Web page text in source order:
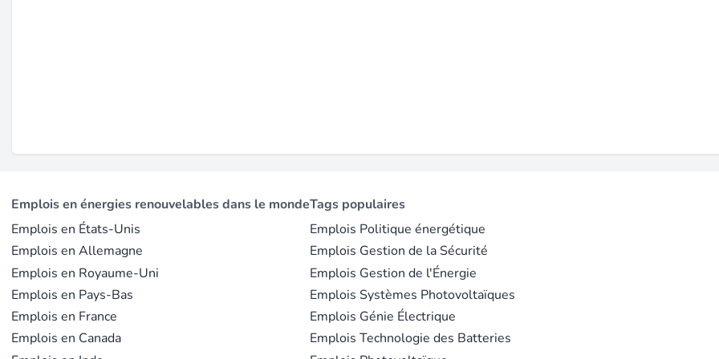
Emplois en énergies renouvelables dans le monde
Emplois en États-Unis
Emplois en Allemagne
Emplois en Royaume-Uni
Emplois en Pays-Bas
Emplois en France
Emplois en Canada
Tags populaires
Emplois Politique énergétique
Emplois Gestion de la Sécurité
Emplois Gestion de l'Énergie
Emplois Systèmes Photovoltaïques
Emplois Génie Électrique
Emplois Technologie des Batteries